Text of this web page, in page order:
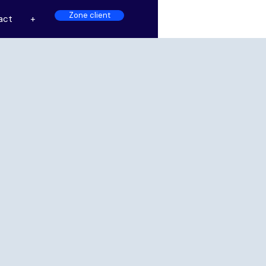
+ Zone client